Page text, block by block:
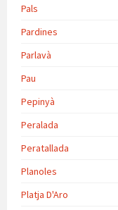
Pals
Pardines
Parlavà
Pau
Pepinyà
Peralada
Peratallada
Planoles
Platja D'Aro